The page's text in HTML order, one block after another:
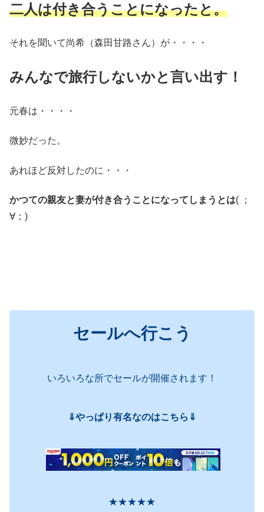
二人は付き合うことになったと。
それを聞いて尚希（森田甘路さん）が・・・・
みんなで旅行しないかと言い出す ！
元春は・・・・
微妙だった。
あれほど反対したのに・・・
かつての親友と妻が付き合うことになってしまうとは( ；
∀；)
セールへ行こう
いろいろな所でセールが開催されます！
⇓やっぱり有名なのはこちら⇓
★★★★★